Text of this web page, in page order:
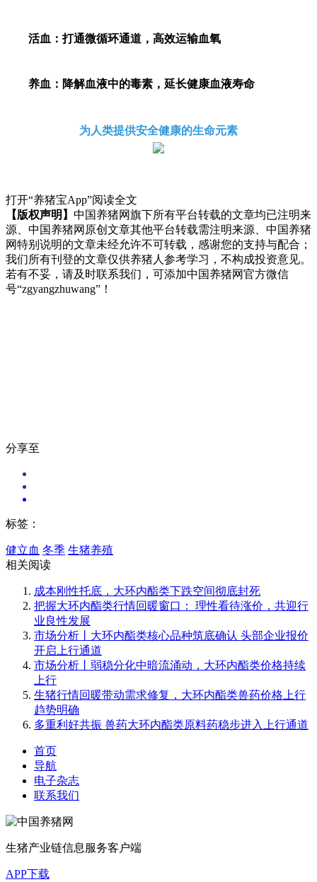
活血：打通微循环通道，高效运输血氧
养血：降解血液中的毒素，延长健康血液寿命
为人类提供安全健康的生命元素
打开“养猪宝App”阅读全文
【版权声明】 中国养猪网旗下所有平台转载的文章均已注明来
源、中国养猪网原创文章其他平台转载需注明来源、中国养猪
网特别说明的文章未经允许不可转载，感谢您的支持与配合；
我们所有刊登的文章仅供养猪人参考学习，不构成投资意见。
若有不妥，请及时联系我们，可添加中国养猪网官方微信
号“zgyangzhuwang”！
分享至
标签：
健立血 冬季 生猪养殖
相关阅读
成本刚性托底，大环内酯类下跌空间彻底封死
把握大环内酯类行情回暖窗口： 理性看待涨价，共迎行
业良性发展
市场分析丨大环内酯类核心品种筑底确认 头部企业报价
开启上行通道
市场分析丨弱稳分化中暗流涌动，大环内酯类价格持续
上行
生猪行情回暖带动需求修复，大环内酯类兽药价格上行
趋势明确
多重利好共振 兽药大环内酯类原料药稳步进入上行通道
首页
导航
电子杂志
联系我们
生猪产业链信息服务客户端
APP下载